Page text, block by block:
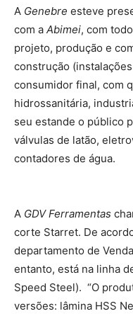
A Genebre esteve
com a Abimei, com
projeto, produção e
construção
consumidor final, com
hidrossanitária,
seu estande o público
válvulas de latão,
contadores de água.
A GDV Ferramentas
corte Starret. De
departamento de
entanto, está na linha
Speed Steel). “O
versões: lâmina HSS